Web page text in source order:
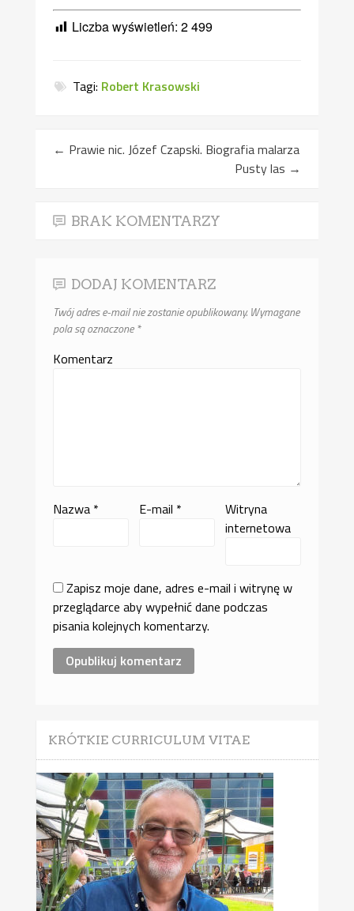
Liczba wyświetleń: 2 499
Tagi: Robert Krasowski
← Prawie nic. Józef Czapski. Biografia malarza
Pusty las →
BRAK KOMENTARZY
DODAJ KOMENTARZ
Twój adres e-mail nie zostanie opublikowany.Wymagane
pola są oznaczone*
Komentarz
Nazwa * E-mail *
Witryna
internetowa
Zapisz moje dane, adres e-mail i witrynę w
przeglądarce aby wypełnić dane podczas
pisania kolejnych komentarzy.
KRÓTKIE CURRICULUM VITAE